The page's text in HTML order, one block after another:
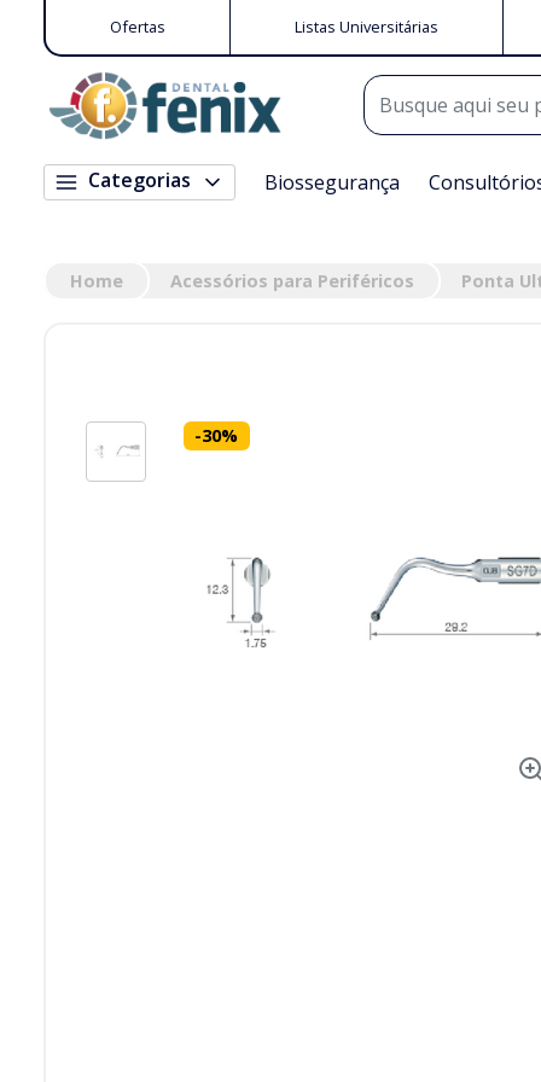
Ofertas Listas Universitárias
Categorias Biossegurança
Home Acessórios para Periféricos Ponta
-30%